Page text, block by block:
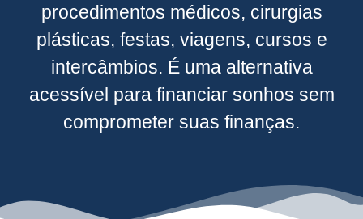
procedimentos médicos, cirurgias
plásticas, festas, viagens, cursos e
intercâmbios. É uma alternativa
acessível para financiar sonhos sem
comprometer suas finanças.